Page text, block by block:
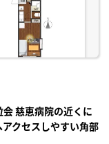
会 慈恵病院の近くに
クセスしやすい角部